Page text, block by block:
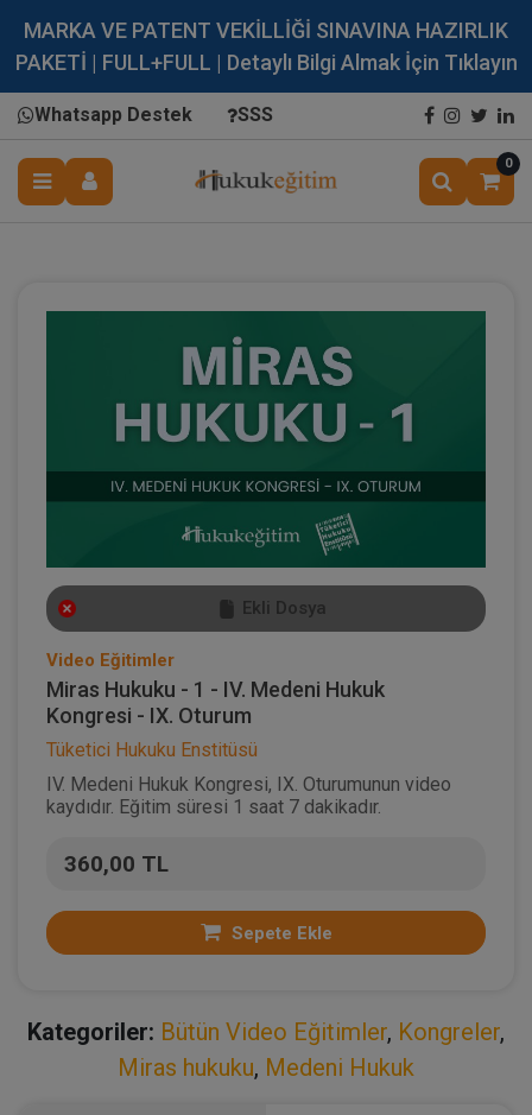
MARKA VE PATENT VEKİLLİĞİ SINAVINA HAZIRLIK
PAKETİ | FULL+FULL | Detaylı Bilgi Almak İçin Tıklayın
Whatsapp Destek SSS
0
Ekli Dosya
Video Eğitimler
Miras Hukuku - 1 - IV. Medeni Hukuk
Kongresi - IX. Oturum
Tüketici Hukuku Enstitüsü
IV. Medeni Hukuk Kongresi, IX. Oturumunun video
kaydıdır. Eğitim süresi 1 saat 7 dakikadır.
360,00 TL
Sepete Ekle
Kategoriler: Bütün Video Eğitimler, Kongreler,
Miras hukuku, Medeni Hukuk